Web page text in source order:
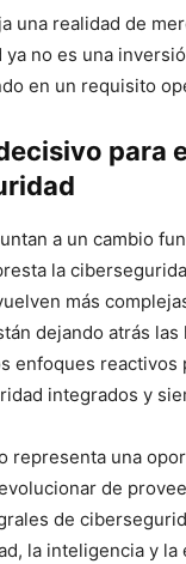
una realidad de
ya no es una
en un requisito
para
a un cambio
la
más
dejando atrás las
enfoques reactivos
integrados y
representa una
de
de
la inteligencia y la